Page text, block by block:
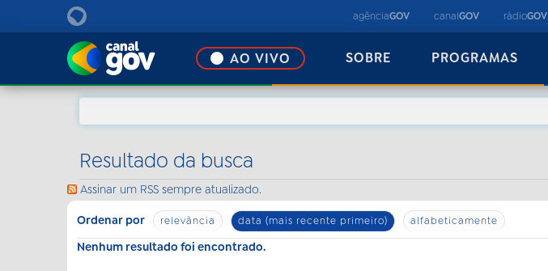
agênciaGOV canalGOV rádioGOV
AO VIVO SOBRE PROGRAMAS
Resultado da busca
Assinar um RSS sempre atualizado.
Ordenar por relevância data (mais recente primeiro) alfabeticamente
Nenhum resultado foi encontrado.